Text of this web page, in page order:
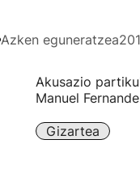
Azken eguneratzea
Akusazio
Manuel
Gizartea